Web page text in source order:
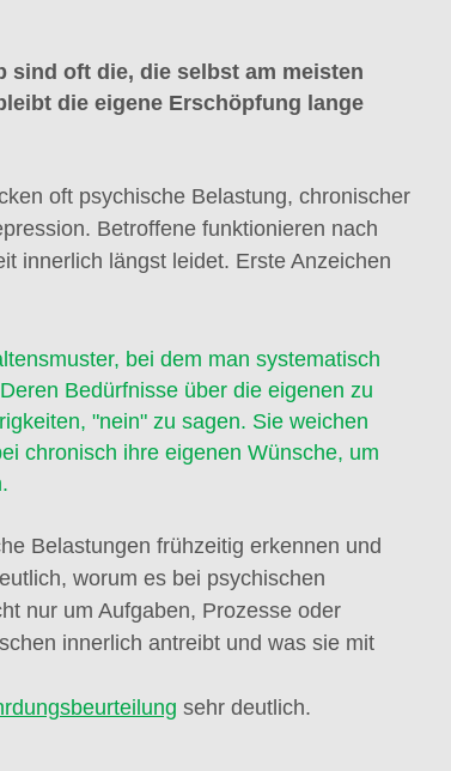
sind oft die, die selbst am meisten
die eigene Erschöpfung lange
oft psychische Belastung, chronischer
Betroffene funktionieren nach
innerlich längst leidet. Erste Anzeichen
bei dem man systematisch
Bedürfnisse über die eigenen zu
"nein" zu sagen. Sie weichen
chronisch ihre eigenen Wünsche, um
Belastungen frühzeitig erkennen und
worum es bei psychischen
nur um Aufgaben, Prozesse oder
innerlich antreibt und was sie mit
sehr deutlich.